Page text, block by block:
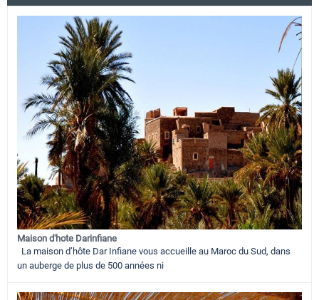
Maison d'hote Darinfiane
La maison d’hôte Dar Infiane vous accueille au Maroc du Sud, dans
un auberge de plus de 500 années ni